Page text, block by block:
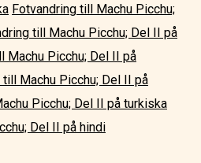
Fotvandring till Machu Picchu;
till Machu Picchu; Del II på
Machu Picchu; Del II på
till Machu Picchu; Del II på
Picchu; Del II på turkiska
Del II på hindi